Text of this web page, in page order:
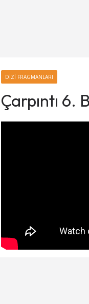
DIZI FRAGMANLARI
Çarpıntı 6.